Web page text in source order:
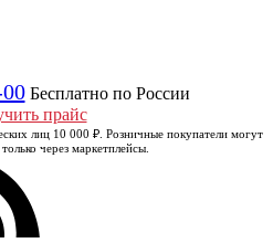
Бесплатно по России
прайс
лиц 10 000 ₽. Розничные покупатели могут
через маркетплейсы.